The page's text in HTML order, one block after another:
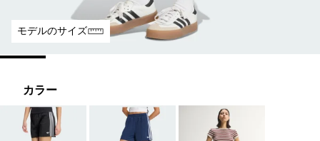
モデルのサイズ
カラー